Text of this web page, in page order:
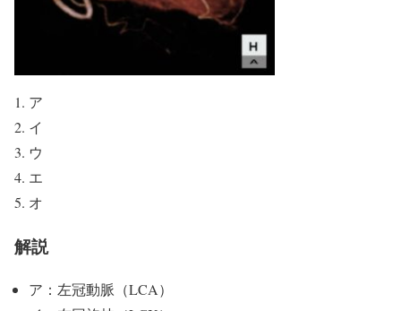
ア
イ
ウ
エ
オ
解説
ア：左冠動脈（LCA）